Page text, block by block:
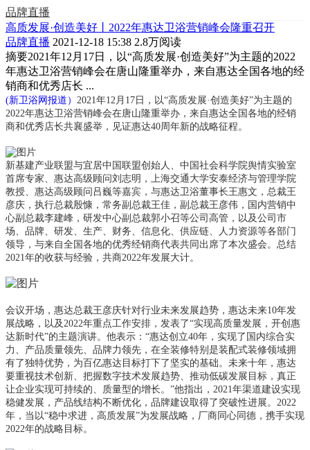
品牌直播
高质发展·创造美好丨2022年惠达卫浴营销峰会隆重召开
品牌直播 2021-12-18 15:38 2.8万阅读
摘要2021年12月17日，以“高质发展·创造美好”为主题的2022
年惠达卫浴营销峰会在唐山隆重举办，来自惠达全国各地的经
销商和优秀店长 ...
(新卫浴网报道） 2021年12月17日，以“高质发展·创造美好”为主题的
2022年惠达卫浴营销峰会在唐山隆重举办，来自惠达全国各地的经销
商和优秀店长共襄盛举，见证惠达40周年新的战略征程。
新基建产业联盟与宜居中国联盟创始人、中国社会科学院舆情实验室
首席专家、惠达高级顾问刘志明，上海交通大学安泰经济与管理学院
教授、惠达高级顾问吕巍等嘉宾，与惠达卫浴董事长王惠文 ， 总裁王
彦庆 ， 执行总裁殷慷 ， 常务副总裁王佳 ， 副总裁王彦伟，国内营销中
心副总裁李建峰，研发中心副总裁郭小召等公司高管，以及公司市
场、品牌、研发、生产、财务、 信息化、 供应链、人力资源等各部门
领导，与来自全国各地的优秀经销商代表共同出席了本次盛会。总结
2021年的收获与经验， 共商2022年发展大计。
会议开场，惠达总裁王彦庆针对行业未来发展趋势 ， 惠达未来10年发
展战略 ，以及2022年重点工作安排 ，发表了“实现高质量发展 ， 开创惠
达新时代”的主题演讲。他表示：“惠达创立40年，实现了国内综合实
力 、 产品质量领先、 品牌力领先， 在全装修特别是装配式装修领域拥
有了独特优势 ，为百亿惠达目标打下了坚实的基础。未来十年 ， 惠达
要重视技术创新、 把握数字技术发展趋势、推动低碳发展目标，真正
让企业实现可持续的、 质量型的增长。 ”他指出， 2021年渠道建设实现
稳健发展，产品线结构不断优化 ，品牌建设取得了突破性进展。 2022
年， 当以“稳中求进，高质发展”为发展战略 ， 厂商同心同德，携手实现
2022年的战略目标。